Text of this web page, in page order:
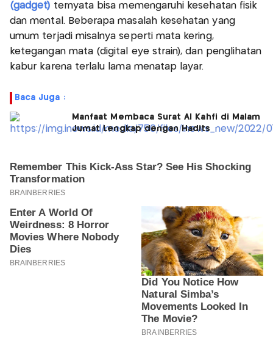
(gadget) ternyata bisa memengaruhi kesehatan fisik
dan mental. Beberapa masalah kesehatan yang
umum terjadi misalnya seperti mata kering,
ketegangan mata (digital eye strain), dan penglihatan
kabur karena terlalu lama menatap layar.
Baca Juga :
Manfaat Membaca Surat Al Kahfi di Malam
Jumat Lengkap dengan Hadits